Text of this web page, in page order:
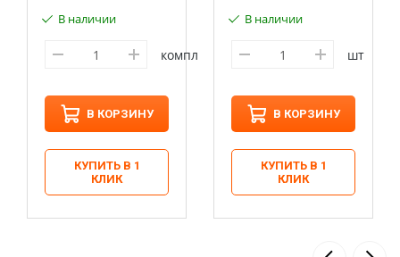
В наличии
компл
В КОРЗИНУ
КУПИТЬ В 1
КЛИК
В наличии
шт
В КОРЗИНУ
КУПИТЬ В 1
КЛИК